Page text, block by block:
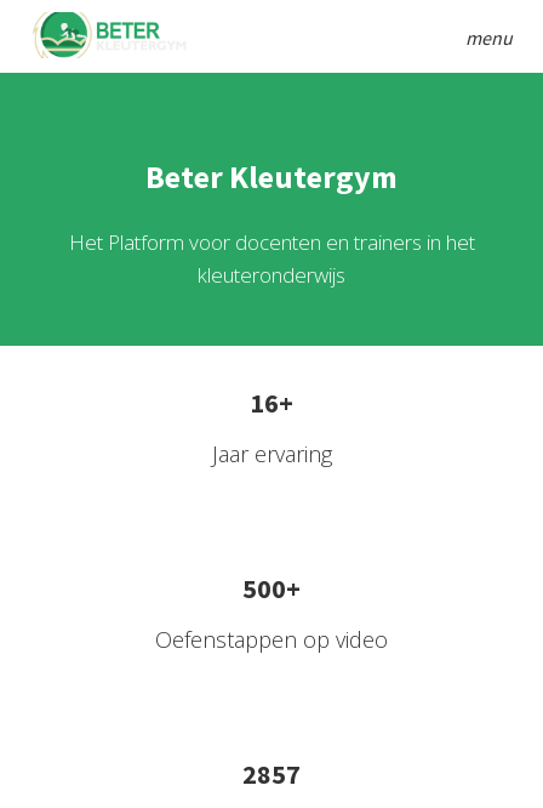
menu
Beter Kleutergym
Het Platform voor docenten en trainers in het
kleuteronderwijs
16+
Jaar ervaring
500+
Oefenstappen op video
2857